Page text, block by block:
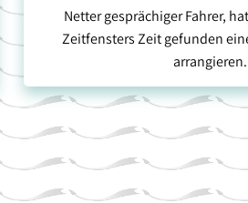
Netter gesprächiger Fahrer,
Zeitfensters Zeit gefunden
arrangieren.